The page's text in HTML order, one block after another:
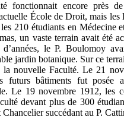
fonctionnait encore près
École de Droit, mais les
210 étudiants en Médecine
un vaste terrain avait été
le P. Boulomoy
jardin botanique. Sur ce
la nouvelle Faculté. Le 21
futurs bâtiments fut posée
Le 19 novembre 1912, les
devant plus de 300
succédant au P.